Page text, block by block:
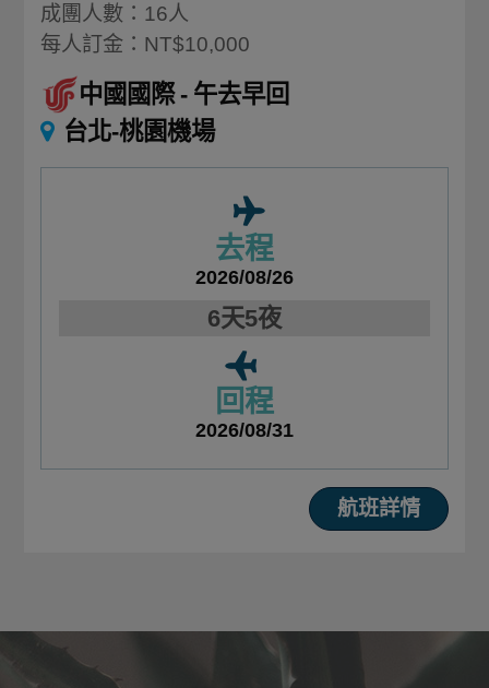
成團人數：16人
每人訂金：NT$10,000
中國國際
午去早回
台北-桃園機場
去程
2026/08/26
6天5夜
回程
2026/08/31
航班詳情